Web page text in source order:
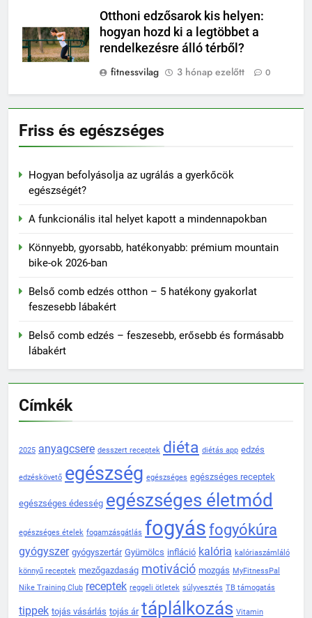
Otthoni edzősarok kis helyen:
hogyan hozd ki a legtöbbet a
rendelkezésre álló térből?
fitnessvilag
3 hónap ezelőtt 0
Friss és egészséges
Hogyan befolyásolja az ugrálás a gyerkőcök
egészségét?
A funkcionális ital helyet kapott a mindennapokban
Könnyebb, gyorsabb, hatékonyabb: prémium mountain
bike-ok 2026-ban
Belső comb edzés otthon – 5 hatékony gyakorlat
feszesebb lábakért
Belső comb edzés – feszesebb, erősebb és formásabb
lábakért
Címkék
2025 anyagcsere desszert receptek diéta diétás app edzés
edzéskövető egészség egészséges egészséges receptek
egészséges édesség egészséges életmód
egészséges ételek fogamzásgátlás fogyás fogyókúra
gyógyszer gyógyszertár Gyümölcs infláció kalória kalóriaszámláló
könnyű receptek mezőgazdaság motiváció mozgás MyFitnessPal
Nike Training Club receptek reggeli ötletek súlyvesztés TB támogatás
tippek tojás vásárlás tojás ár táplálkozás Vitamin